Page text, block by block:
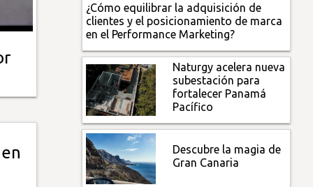
¿Cómo equilibrar la adquisición de
clientes y el posicionamiento de marca
en el Performance Marketing?
Naturgy acelera nueva
subestación para
fortalecer Panamá
Pacífico
Descubre la magia de
Gran Canaria